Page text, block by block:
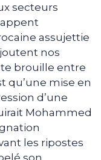
secteurs
assujettie
nos
brouille entre
qu’une mise en
d’une
Mohammed
les ripostes
son